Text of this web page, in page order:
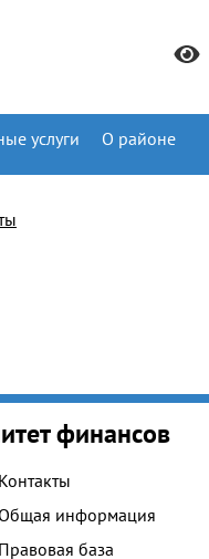
услуги О районе
финансов
Контакты
информация
Правовая база